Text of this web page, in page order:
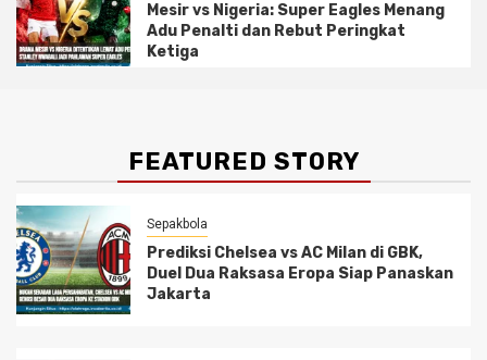
Mesir vs Nigeria: Super Eagles Menang
Adu Penalti dan Rebut Peringkat
Ketiga
FEATURED STORY
Sepakbola
Prediksi Chelsea vs AC Milan di GBK,
Duel Dua Raksasa Eropa Siap Panaskan
Jakarta